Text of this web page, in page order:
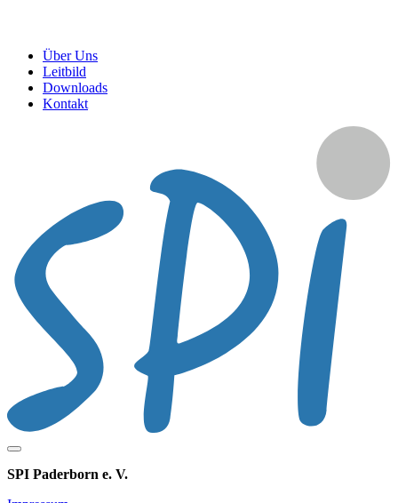
Über Uns
Leitbild
Downloads
Kontakt
SPI Paderborn e. V.